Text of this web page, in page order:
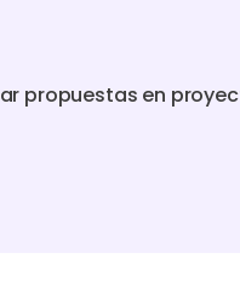
propuestas en